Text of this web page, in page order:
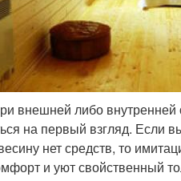
внешней либо
на первый взгляд. Если
нет средств, то
и уют свойственный